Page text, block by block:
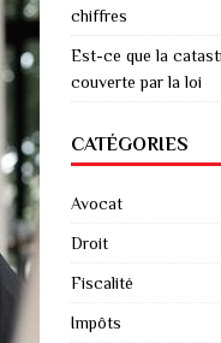
chiffres
Est-ce que la
couverte par la loi
CATÉGORIES
Avocat
Droit
Fiscalité
Impôts